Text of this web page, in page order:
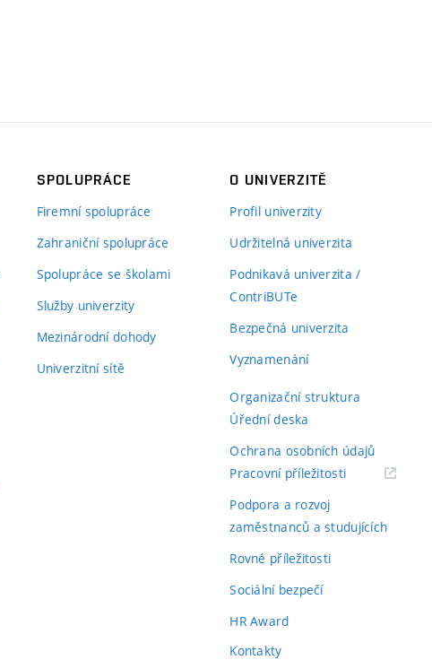
SPOLUPRÁCE
Firemní spolupráce
Zahraniční spolupráce
Spolupráce se školami
Služby univerzity
Mezinárodní dohody
Univerzitní sítě
O UNIVERZITĚ
Profil univerzity
Udržitelná univerzita
Podnikavá univerzita /
ContriBUTe
Bezpečná univerzita
Vyznamenání
Organizační struktura
Úřední deska
Ochrana osobních údajů
Pracovní příležitosti(externí
Podpora a rozvoj
zaměstnanců a studujících
Rovné příležitosti
Sociální bezpečí
HR Award
Kontakty